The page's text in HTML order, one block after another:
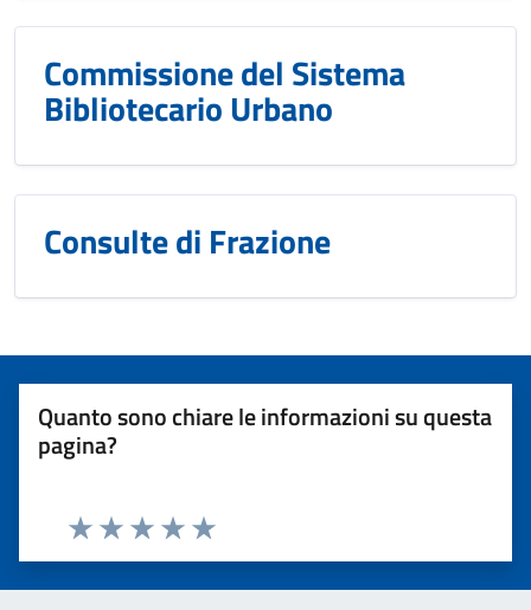
Commissione del Sistema
Bibliotecario Urbano
Consulte di Frazione
Quanto sono chiare le informazioni su questa
pagina?
Valuta 5 stelle su 5
Valuta 4 stelle su 5
Valuta 3 stelle su 5
Valuta 2 stelle su 5
Valuta 1 stelle su 5